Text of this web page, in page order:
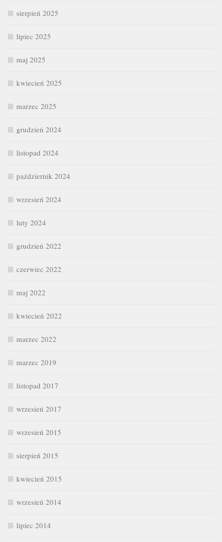
sierpień 2025
lipiec 2025
maj 2025
kwiecień 2025
marzec 2025
grudzień 2024
listopad 2024
październik 2024
wrzesień 2024
luty 2024
grudzień 2022
czerwiec 2022
maj 2022
kwiecień 2022
marzec 2022
marzec 2019
listopad 2017
wrzesień 2017
wrzesień 2015
sierpień 2015
kwiecień 2015
wrzesień 2014
lipiec 2014